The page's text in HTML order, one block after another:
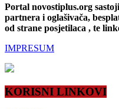
Portal novostiplus.org
partnera i oglašivača,
od strane posjetilaca , te
IMPRESUM
KORISNI LINKOVI